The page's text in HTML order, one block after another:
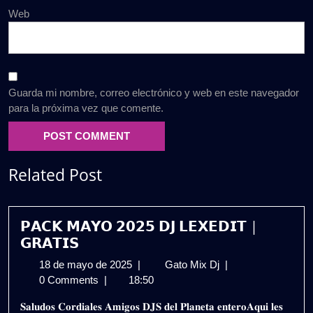
Web
Guarda mi nombre, correo electrónico y web en este navegador
para la próxima vez que comente.
Related Post
𝗣𝗔𝗖𝗞 𝗠𝗔𝗬𝗢 𝟮𝟬𝟮𝟱 𝗗𝗝 𝗟𝗘𝗫𝗘𝗗𝗜𝗧 |
𝗚𝗥𝗔𝗧𝗜𝗦
18 de mayo de 2025 18
de
de
| Gato Mix Dj 𝗣𝗔𝗖𝗞
𝗗𝗝
|
0 Comments | 18:50
𝐒𝐚𝐥𝐮𝐝𝐨𝐬 𝐂𝐨𝐫𝐝𝐢𝐚𝐥𝐞𝐬 𝐀𝐦𝐢𝐠𝐨𝐬 𝐃𝐉𝐒 𝐝𝐞𝐥 𝐏𝐥𝐚𝐧𝐞𝐭𝐚 𝐞𝐧𝐭𝐞𝐫𝐨𝐀𝐪𝐮𝐢 𝐥𝐞𝐬